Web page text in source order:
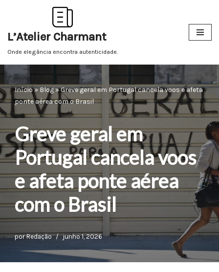
para
o
L’Atelier Charmant
Onde elegância encontra autenticidade.
Início»Blog»Greve geral em Portugal cancela voos e afeta
ponte aérea com o Brasil
Greve geral em
Portugal cancela voos
e afeta ponte aérea
com o Brasil
porRedação junho 1, 2026